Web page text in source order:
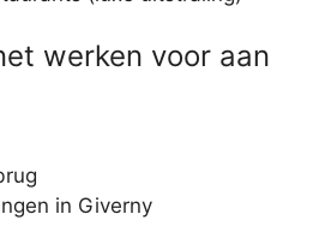
werken voor aan
in Giverny